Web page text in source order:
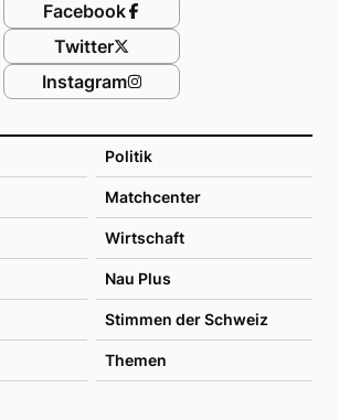
Politik
Matchcenter
Wirtschaft
Nau Plus
Stimmen der Schweiz
Themen
Facebook
Twitter
Instagram